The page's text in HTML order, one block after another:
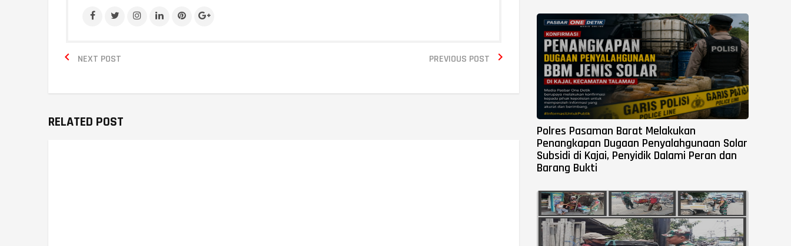
NEXT POST
 PREVIOUS POST 
RELATED POST
Polres Pasaman Barat Melakukan
Penangkapan Dugaan Penyalahgunaan Solar
Subsidi di Kajai, Penyidik Dalami Peran dan
Barang Bukti